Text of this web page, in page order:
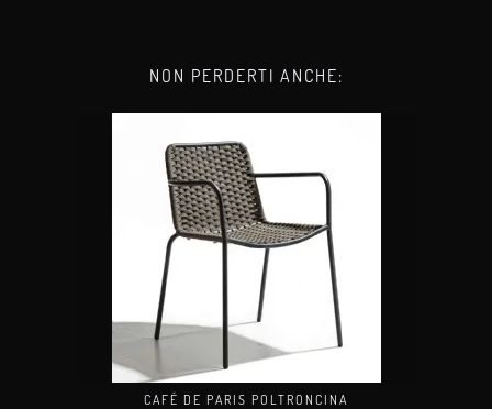
NON PERDERTI ANCHE:
CAFÉ DE PARIS POLTRONCINA